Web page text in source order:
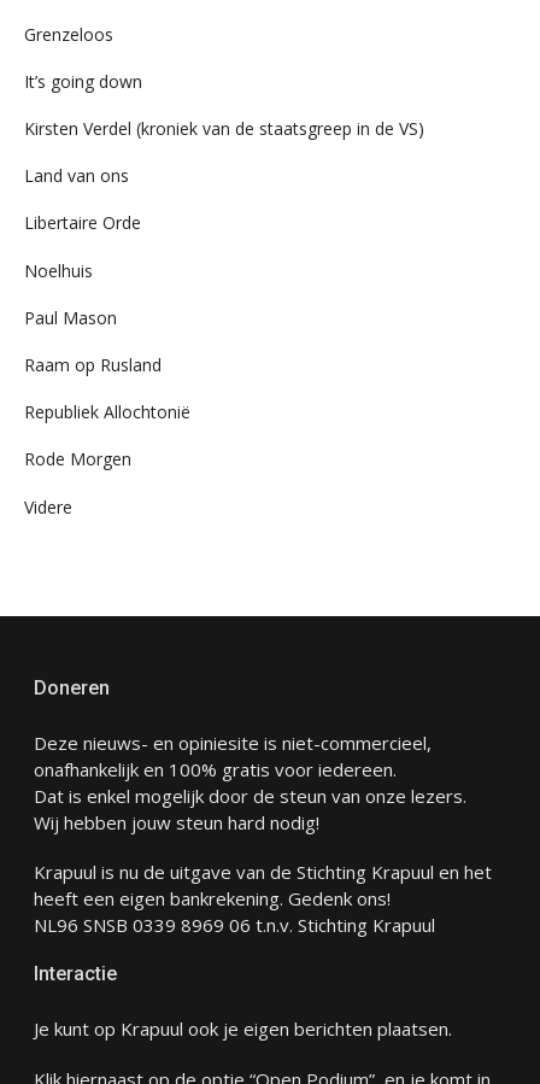
Grenzeloos
It’s going down
Kirsten Verdel (kroniek van de staatsgreep in de VS)
Land van ons
Libertaire Orde
Noelhuis
Paul Mason
Raam op Rusland
Republiek Allochtonië
Rode Morgen
Videre
Doneren
Deze nieuws- en opiniesite is niet-commercieel,
onafhankelijk en 100% gratis voor iedereen.
Dat is enkel mogelijk door de steun van onze lezers.
Wij hebben jouw steun hard nodig!
Krapuul is nu de uitgave van de Stichting Krapuul en het
heeft een eigen bankrekening. Gedenk ons!
NL96 SNSB 0339 8969 06 t.n.v. Stichting Krapuul
Interactie
Je kunt op Krapuul ook je eigen berichten plaatsen.
Klik hiernaast op de optie “Open Podium” en je komt in